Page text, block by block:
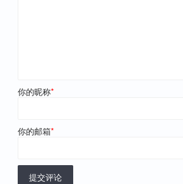
你的昵称*
你的邮箱*
提交评论